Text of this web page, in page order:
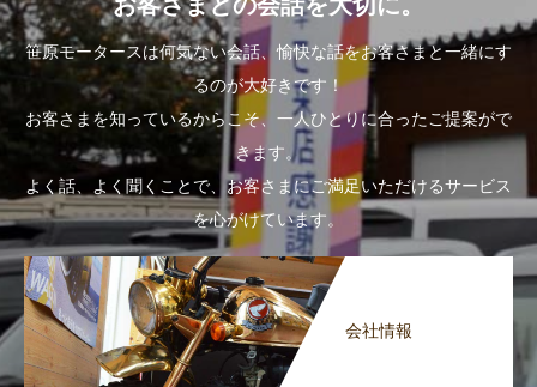
笹原モータースは何気ない会話、愉快な話をお客さまと一緒にす
るのが大好きです！
お客さまを知っているからこそ、一人ひとりに合ったご提案がで
きます。
よく話、よく聞くことで、お客さまにご満足いただけるサービス
を心がけています。
会社情報